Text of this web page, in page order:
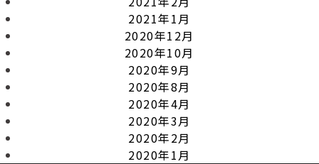
2021年1月
2020年12月
2020年10月
2020年9月
2020年8月
2020年4月
2020年3月
2020年2月
2020年1月